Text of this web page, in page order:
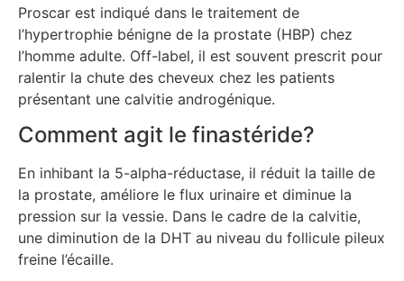
Proscar est indiqué dans le traitement de
l’hypertrophie bénigne de la prostate (HBP) chez
l’homme adulte. Off-label, il est souvent prescrit pour
ralentir la chute des cheveux chez les patients
présentant une calvitie androgénique.
Comment agit le finastéride?
En inhibant la 5-alpha-réductase, il réduit la taille de
la prostate, améliore le flux urinaire et diminue la
pression sur la vessie. Dans le cadre de la calvitie,
une diminution de la DHT au niveau du follicule pileux
freine l’écaille.